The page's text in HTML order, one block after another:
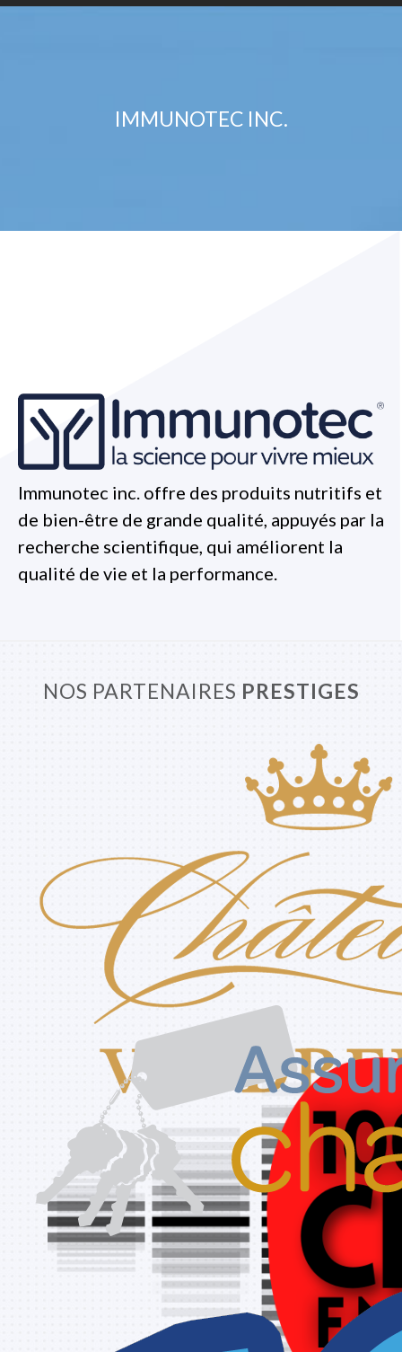
IMMUNOTEC INC.
Immunotec inc. offre des produits nutritifs et
de bien-être de grande qualité, appuyés par la
recherche scientifique, qui améliorent la
qualité de vie et la performance.
NOS PARTENAIRES PRESTIGES